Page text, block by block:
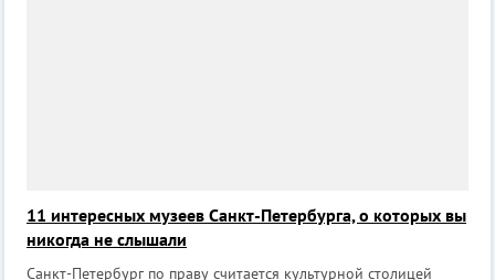
11 интересных музеев Санкт-Петербурга, о которых вы
никогда не слышали
Санкт-Петербург по праву считается культурной столицей